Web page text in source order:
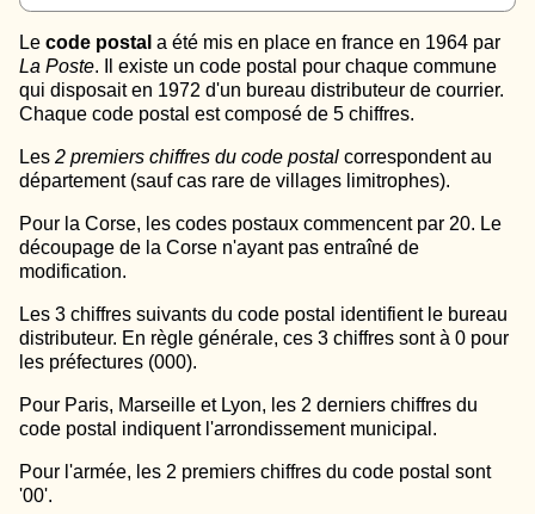
Le code postal a été mis en place en france en 1964 par
La Poste. Il existe un code postal pour chaque commune
qui disposait en 1972 d'un bureau distributeur de courrier.
Chaque code postal est composé de 5 chiffres.
Les 2 premiers chiffres du code postal correspondent au
département (sauf cas rare de villages limitrophes).
Pour la Corse, les codes postaux commencent par 20. Le
découpage de la Corse n'ayant pas entraîné de
modification.
Les 3 chiffres suivants du code postal identifient le bureau
distributeur. En règle générale, ces 3 chiffres sont à 0 pour
les préfectures (000).
Pour Paris, Marseille et Lyon, les 2 derniers chiffres du
code postal indiquent l'arrondissement municipal.
Pour l'armée, les 2 premiers chiffres du code postal sont
'00'.